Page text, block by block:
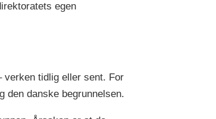
egen
verken tidlig eller sent. For
den danske begrunnelsen.